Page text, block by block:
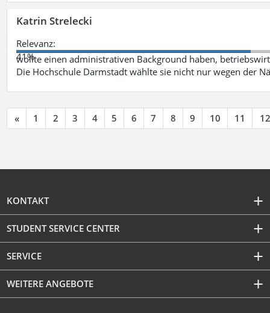
Katrin Strelecki
Relevanz:
41%
wollte einen administrativen Background haben,
Die Hochschule Darmstadt wählte sie nicht nur wegen der
« 1 2 3 4 5 6 7 8 9 10 11 12
KONTAKT
STUDENT SERVICE CENTER
SERVICE
WEITERE ANGEBOTE